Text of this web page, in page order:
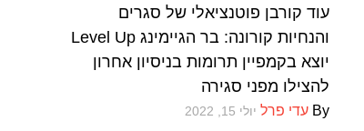
עוד קורבן פוטנציאלי של סגרים
והנחיות קורונה: בר הגיימינג Level Up
יוצא בקמפיין תרומות בניסיון אחרון
להצילו מפני סגירה
By עדי פרל יולי 15, 2022